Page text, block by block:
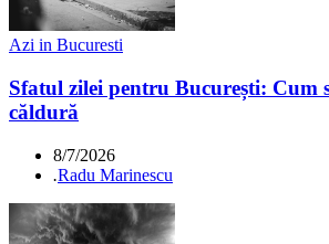
Azi in Bucuresti
Sfatul zilei pentru București: Cum
căldură
8/7/2026
.Radu Marinescu